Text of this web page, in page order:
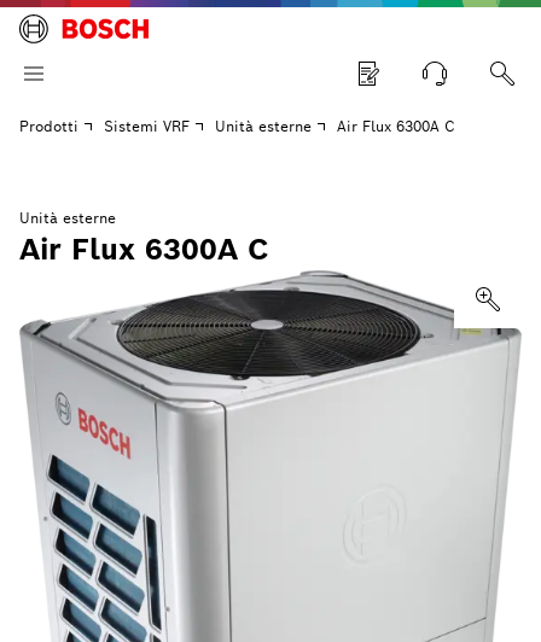
Prodotti Sistemi VRF Unità esterne Air Flux 6300A C
Unità esterne
Air Flux 6300A C